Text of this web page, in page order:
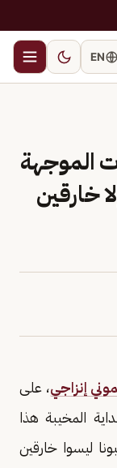
EN
الموجهة
خارقين
إنزاجي، على
المخيبة هذا
ليسوا خارقين